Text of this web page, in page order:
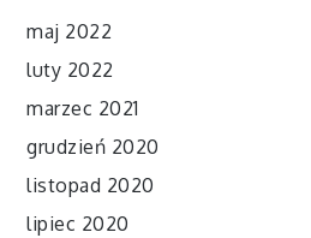
maj 2022
luty 2022
marzec 2021
grudzień 2020
listopad 2020
lipiec 2020